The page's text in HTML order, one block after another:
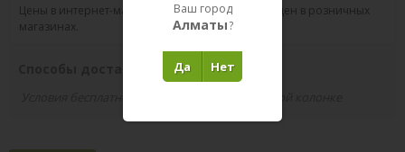
Цены в интернет-магазине могут отличаться от цен в розничных
магазинах.
Способы доставки вашего заказа
Ваш город
Алматы?
Нет
Да